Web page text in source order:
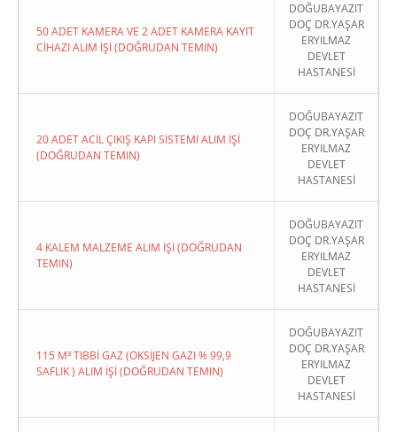
50 ADET KAMERA VE 2 ADET KAMERA KAYIT
CİHAZI ALIM İŞİ (DOĞRUDAN TEMIN)
DOĞUBAYAZIT
DOÇ DR.YAŞAR
ERYILMAZ
DEVLET
HASTANESİ
20 ADET ACİL ÇIKIŞ KAPI SİSTEMİ ALIM İŞİ
(DOĞRUDAN TEMIN)
DOĞUBAYAZIT
DOÇ DR.YAŞAR
ERYILMAZ
DEVLET
HASTANESİ
4 KALEM MALZEME ALIM İŞİ (DOĞRUDAN
TEMIN)
DOĞUBAYAZIT
DOÇ DR.YAŞAR
ERYILMAZ
DEVLET
HASTANESİ
115 M³ TIBBİ GAZ (OKSİJEN GAZI % 99,9
SAFLIK ) ALIM İŞİ (DOĞRUDAN TEMIN)
DOĞUBAYAZIT
DOÇ DR.YAŞAR
ERYILMAZ
DEVLET
HASTANESİ